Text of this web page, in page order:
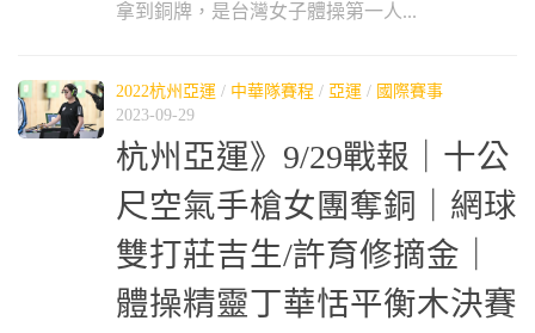
拿到銅牌，是台灣女子體操第一人...
2022杭州亞運 / 中華隊賽程 / 亞運 / 國際賽事
2023-09-29
杭州亞運》9/29戰報｜十公
尺空氣手槍女團奪銅｜網球
雙打莊吉生/許育修摘金｜
體操精靈丁華恬平衡木決賽